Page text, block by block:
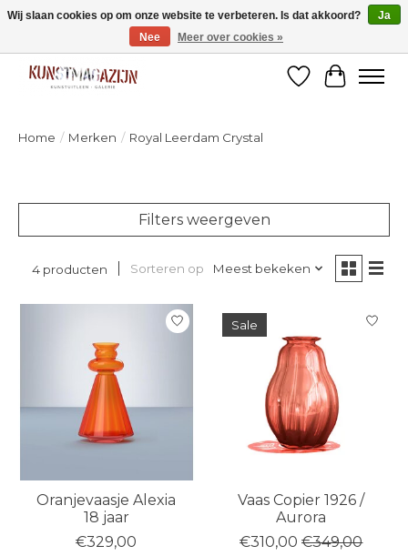
Welkom bij de designshop van Kunstmagazijn Nijmegen!
Verlanglijst
Home / Merken / Royal Leerdam Crystal
Filters weergeven
4 producten Sorteren op Meest bekeken
Oranjevaasje Alexia
18 jaar
€329,00
Sale
Vaas Copier 1926 /
Aurora
€310,00 €349,00
Wij slaan cookies op om onze website te verbeteren. Is dat akkoord?
Ja
Nee
Meer over cookies »